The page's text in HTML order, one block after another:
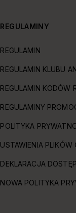
REGULAMINY
REGULAMIN
REGULAMIN KLUBU
REGULAMIN KODÓW
REGULAMINY
POLITYKA
USTAWIENIA PLIKÓW
DEKLARACJA
NOWA POLITYKA